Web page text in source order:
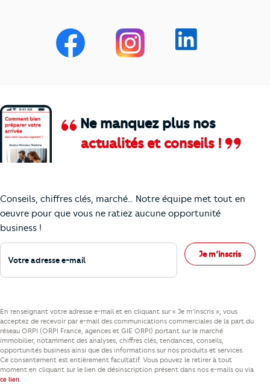
Ne manquez plus nos
actualités et conseils !
Conseils, chiffres clés, marché… Notre équipe met tout en
oeuvre pour que vous ne ratiez aucune opportunité
business !
Votre adresse e-mail
Je m’inscris
En renseignant votre adresse e-mail et en cliquant sur « Je m’inscris », vous
acceptez de recevoir par e-mail des communications commerciales de la part du
réseau ORPI (ORPI France, agences et GIE ORPI) portant sur le marché
immobilier, notamment des analyses, chiffres clés, tendances, conseils,
opportunités business ainsi que des informations sur nos produits et services.
Ce consentement est entièrement facultatif. Vous pouvez le retirer à tout
moment en cliquant sur le lien de désinscription présent dans nos e-mails ou via
ce lien.